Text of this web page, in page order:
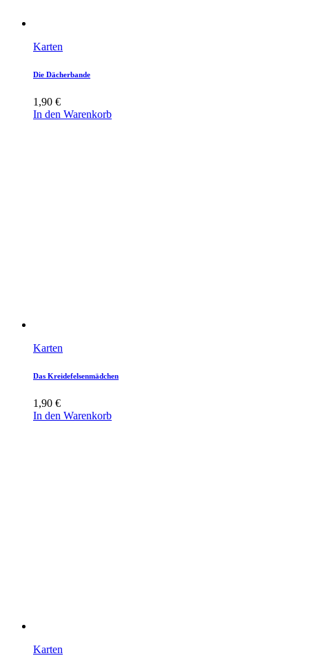
Karten
Die Dächerbande
1,90 €
In den Warenkorb
Karten
Das Kreidefelsenmädchen
1,90 €
In den Warenkorb
Karten